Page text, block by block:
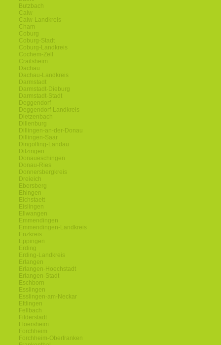
Butzbach
Calw
Calw-Landkreis
Cham
Coburg
Coburg-Stadt
Coburg-Landkreis
Cochem-Zell
Crailsheim
Dachau
Dachau-Landkreis
Darmstadt
Darmstadt-Dieburg
Darmstadt-Stadt
Deggendorf
Deggendorf-Landkreis
Dietzenbach
Dillenburg
Dillingen-an-der-Donau
Dillingen-Saar
Dingolfing-Landau
Ditzingen
Donaueschingen
Donau-Ries
Donnersbergkreis
Dreieich
Ebersberg
Ehingen
Eichstaett
Eislingen
Ellwangen
Emmendingen
Emmendingen-Landkreis
Enzkreis
Eppingen
Erding
Erding-Landkreis
Erlangen
Erlangen-Hoechstadt
Erlangen-Stadt
Eschborn
Esslingen
Esslingen-am-Neckar
Ettlingen
Fellbach
Filderstadt
Floersheim
Forchheim
Forchheim-Oberfranken